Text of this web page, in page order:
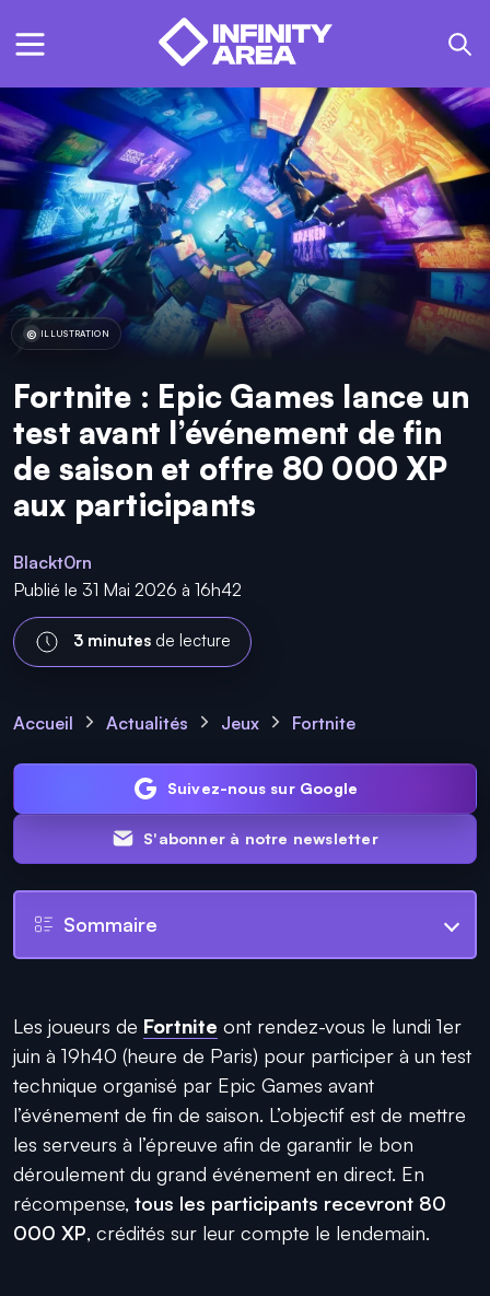
ILLUSTRATION
Fortnite : Epic Games lance un
test avant l’événement de fin
de saison et offre 80 000 XP
aux participants
Blackt0rn
Publié le 31 Mai 2026 à 16h42
3 minutes de lecture
Accueil Actualités Jeux Fortnite
Suivez-nous sur Google
S'abonner à notre newsletter
Sommaire
Les joueurs de Fortnite ont rendez-vous le lundi 1er
juin à 19h40 (heure de Paris) pour participer à un test
technique organisé par Epic Games avant
l’événement de fin de saison. L’objectif est de mettre
les serveurs à l’épreuve afin de garantir le bon
déroulement du grand événement en direct. En
récompense, tous les participants recevront 80
000 XP, crédités sur leur compte le lendemain.